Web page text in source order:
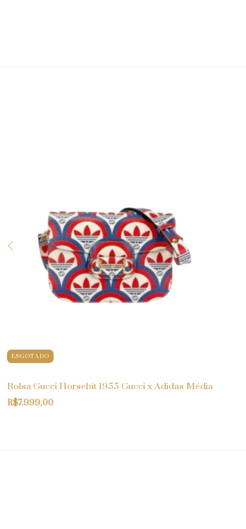
ESGOTADO
Bolsa Gucci Horsebit 1955 Gucci x Adidas Média
R$7.999,00